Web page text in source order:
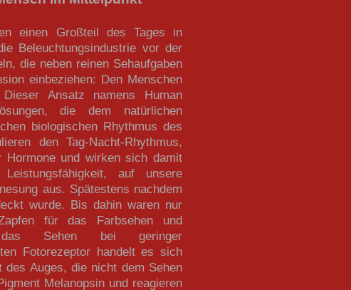
einen Großteil des Tages in
Beleuchtungsindustrie vor der
die neben reinen Sehaufgaben
einbeziehen: Den Menschen
Ansatz namens Human
die dem natürlichen
biologischen Rhythmus des
den Tag-Nacht-Rhythmus,
Hormone und wirken sich damit
auf unsere
aus. Spätestens nachdem
wurde. Bis dahin waren nur
für das Farbsehen und
das Sehen bei geringer
Fotorezeptor handelt es sich
Auges, die nicht dem Sehen
Melanopsin und reagieren